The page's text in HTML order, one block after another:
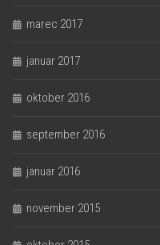
marec 2017
januar 2017
oktober 2016
september 2016
januar 2016
november 2015